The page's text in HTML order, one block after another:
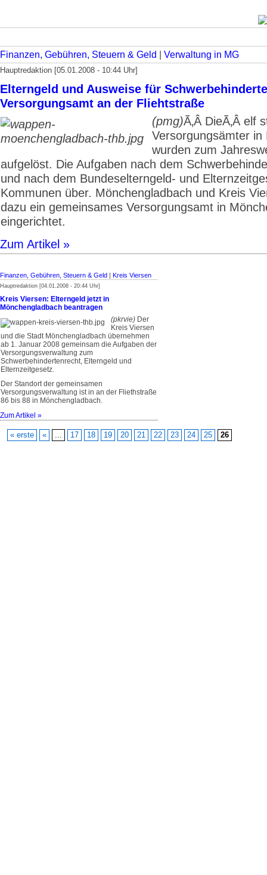
Finanzen, Gebühren, Steuern & Geld Verwaltung in MG
Hauptredaktion [05.01.2008 - 10:44 Uhr]
Elterngeld und Ausweise für
Versorgungsamt an der Fliehtstraße
(pmg)­Ã‚Â Die­Ã‚Â elf
Versorgungsämter in
wurden zum
aufgelöst. Die Aufgaben nach dem
und nach dem Bundeselterngeld- und
Kommunen über. Mönchengladbach und Kreis
dazu ein gemeinsames Versorgungsamt in
eingerichtet.
Zum Artikel »
Finanzen, Gebühren, Steuern & Geld | Kreis Viersen
Hauptredaktion [04.01.2008 - 20:44 Uhr]
Kreis Viersen: Elterngeld jetzt in
Mönchengladbach beantragen
(pkrvie) Der
Kreis Viersen
und die Stadt Mönchengladbach übernehmen
ab 1. Januar 2008 gemeinsam die Aufgaben der
Versorgungsverwaltung zum
Schwerbehindertenrecht, Elterngeld und
Elternzeitgesetz.
Der Standort der gemeinsamen
Versorgungsverwaltung ist in an der Fliethstraße
86 bis 88 in Mönchengladbach.
Zum Artikel »
« erste « ... 17 18 19 20 21 22 23 24 25 26